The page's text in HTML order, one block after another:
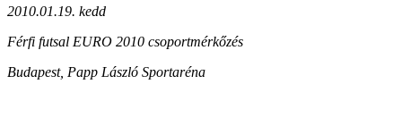
2010.01.19. kedd
Férfi futsal EURO 2010 csoportmérkőzés
Budapest, Papp László Sportaréna